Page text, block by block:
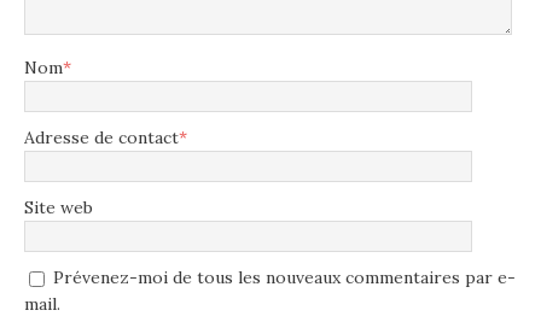
Nom*
Adresse de contact*
Site web
Prévenez-moi de tous les nouveaux commentaires par e-
mail.